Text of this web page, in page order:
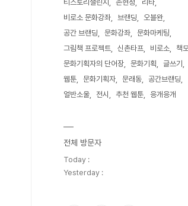
티스토리챌린지
손현정
리타
비로소 문화강좌
브랜딩
오블완
공간 브랜딩
문화강좌
문화마케팅
그림책 프로젝트
신촌타프 비로소
책
문화기획자의 단어장
문화기획
글쓰기
웹툰
문화기획자 문래동
공간브랜딩
얼반소울
전시 추천 웹툰 응개응개
전체 방문자
Today :
Yesterday :